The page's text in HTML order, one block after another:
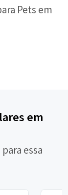
Pets em
em
essa